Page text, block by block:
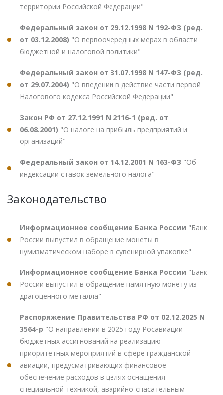
территории Российской Федерации"
Федеральный закон от 29.12.1998 N 192-ФЗ (ред.
от 03.12.2008) "О первоочередных мерах в области
бюджетной и налоговой политики"
Федеральный закон от 31.07.1998 N 147-ФЗ (ред.
от 29.07.2004) "О введении в действие части первой
Налогового кодекса Российской Федерации"
Закон РФ от 27.12.1991 N 2116-1 (ред. от
06.08.2001) "О налоге на прибыль предприятий и
организаций"
Федеральный закон от 14.12.2001 N 163-ФЗ "Об
индексации ставок земельного налога"
Законодательство
Информационное сообщение Банка России "Банк
России выпустил в обращение монеты в
нумизматическом наборе в сувенирной упаковке"
Информационное сообщение Банка России "Банк
России выпустил в обращение памятную монету из
драгоценного металла"
Распоряжение Правительства РФ от 02.12.2025 N
3564-р "О направлении в 2025 году Росавиации
бюджетных ассигнований на реализацию
приоритетных мероприятий в сфере гражданской
авиации, предусматривающих финансовое
обеспечение расходов в целях оснащения
специальной техникой, аварийно-спасательным